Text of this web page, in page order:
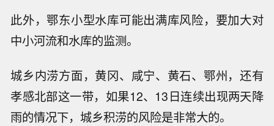
此外，鄂东小型水库可能出满库风险，要加大对
中小河流和水库的监测。
城乡内涝方面，黄冈、咸宁、黄石、鄂州，还有
孝感北部这一带，如果12、13日连续出现两天降
雨的情况下，城乡积涝的风险是非常大的。